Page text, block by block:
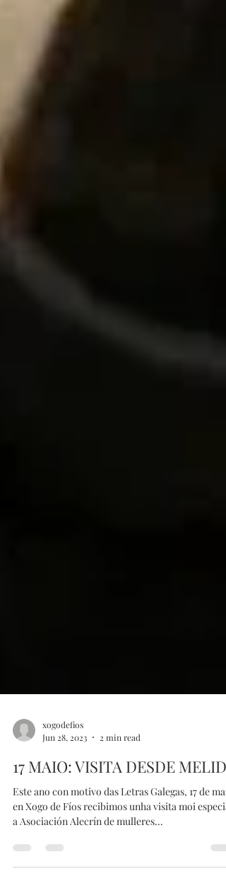
xogodefios
Jun 28, 2023
2 min read
17 MAIO: VISITA DESDE MELIDE
Este ano con motivo das Letras Galegas, 17 de
en Xogo de Fíos recibimos unha visita moi